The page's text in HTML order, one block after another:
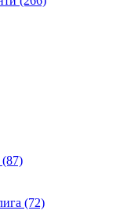
(87)
(72)